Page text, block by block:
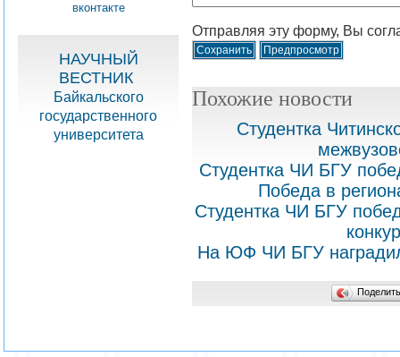
вконтакте
НАУЧНЫЙ
ВЕСТНИК
Байкальского
государственного
университета
Отправляя эту форму, Вы
Похожие новости
Студентка
Студентка ЧИ БГУ
Победа в
Студентка ЧИ БГУ
На ЮФ ЧИ БГУ